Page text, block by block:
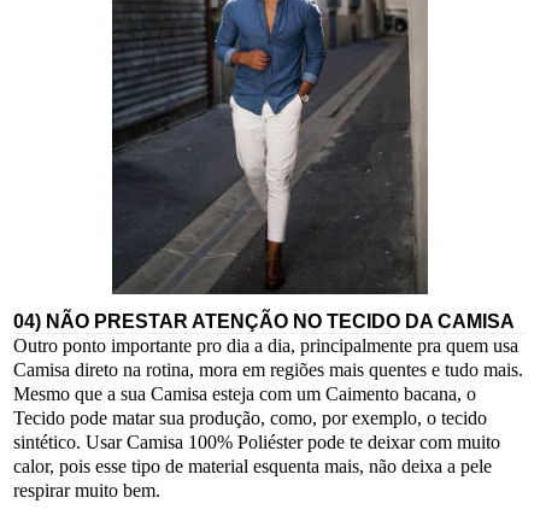
04) NÃO PRESTAR ATENÇÃO NO TECIDO DA CAMISA
Outro ponto importante pro dia a dia, principalmente pra quem usa
Camisa direto na rotina, mora em regiões mais quentes e tudo mais.
Mesmo que a sua Camisa esteja com um Caimento bacana, o
Tecido pode matar sua produção, como, por exemplo, o tecido
sintético. Usar Camisa 100% Poliéster pode te deixar com muito
calor, pois esse tipo de material esquenta mais, não deixa a pele
respirar muito bem.